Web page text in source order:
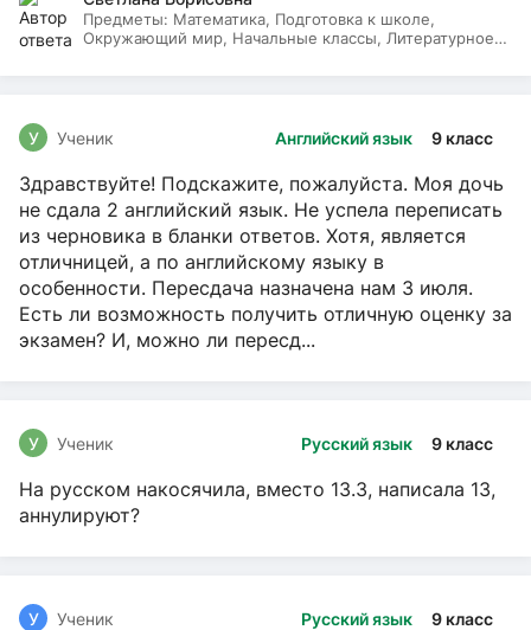
Предметы: Математика, Подготовка к школе,
Окружающий мир, Начальные классы, Литературное
Английский язык 9 класс
У Ученик
Здравствуйте! Подскажите, пожалуйста. Моя дочь
не сдала 2 английский язык. Не успела переписать
из черновика в бланки ответов. Хотя, является
отличницей, а по английскому языку в
особенности. Пересдача назначена нам 3 июля.
Есть ли возможность получить отличную оценку за
экзамен? И, можно ли пересд...
Русский язык 9 класс
У Ученик
На русском накосячила, вместо 13.3, написала 13,
аннулируют?
Русский язык 9 класс
У Ученик